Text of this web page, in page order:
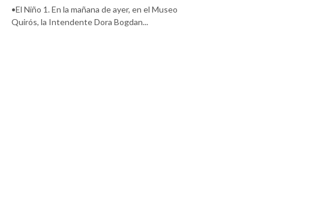
•El Niño 1. En la mañana de ayer, en el Museo
Quirós, la Intendente Dora Bogdan...